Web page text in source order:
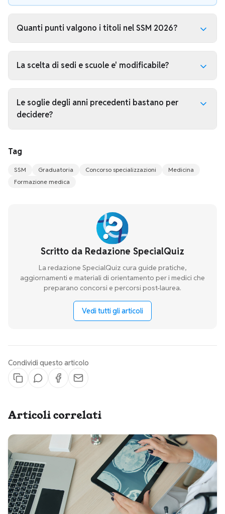
Quanti punti valgono i titoli nel SSM 2026?
Il punteggio dei titoli vale al massimo 7 punti; la prova
vale al massimo 140 punti. Il totale massimo e' quindi
La scelta di sedi e scuole e' modificabile?
Il bando prevede una finestra di scelta. Una volta
chiuse le operazioni, l'ordine delle preferenze diventa
decisivo; per questo conviene preparare scenari prima
dell'apertura della finestra.
Le soglie degli anni precedenti bastano per
decidere?
l'accesso. Vanno lette insieme a posti, sedi, contratti,
Tag
SSM Graduatoria Concorso specializzazioni
Medicina
Formazione medica
Scritto da Redazione SpecialQuiz
La redazione SpecialQuiz cura guide pratiche,
aggiornamenti e materiali di orientamento per i medici che
preparano concorsi e percorsi post-laurea.
Vedi tutti gli articoli
Condividi questo articolo
Articoli correlati